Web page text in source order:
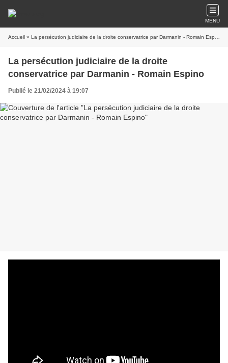
MENU
Accueil » La persécution judiciaire de la droite conservatrice par Darmanin - Romain Espino
La persécution judiciaire de la droite
conservatrice par Darmanin - Romain Espino
Publié le 21/02/2024 à 19:07